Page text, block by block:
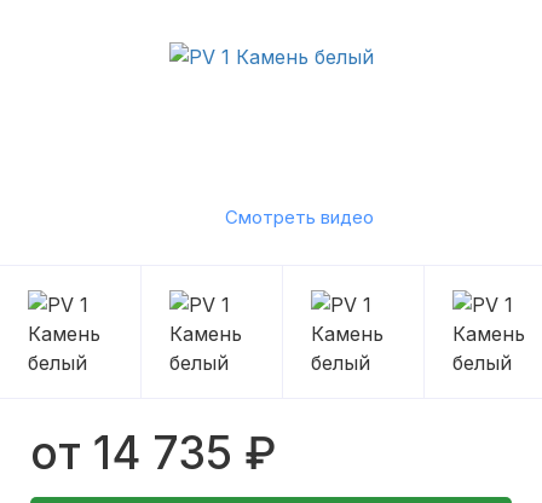
Смотреть видео
от 14 735 ₽